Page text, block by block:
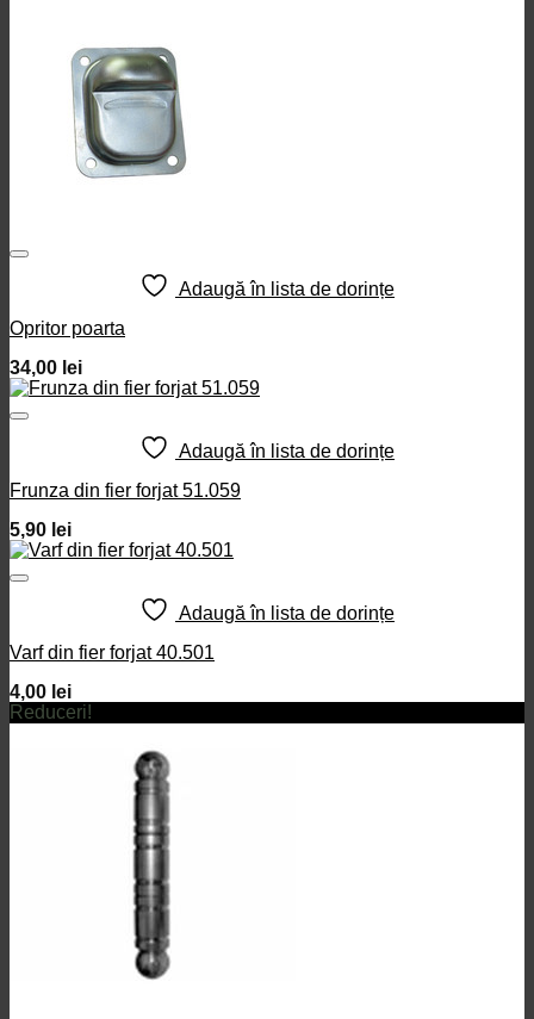
Adaugă în lista de dorințe
Opritor poarta
34,00 lei
Adaugă în lista de dorințe
Frunza din fier forjat 51.059
5,90 lei
Adaugă în lista de dorințe
Varf din fier forjat 40.501
4,00 lei
Reduceri!